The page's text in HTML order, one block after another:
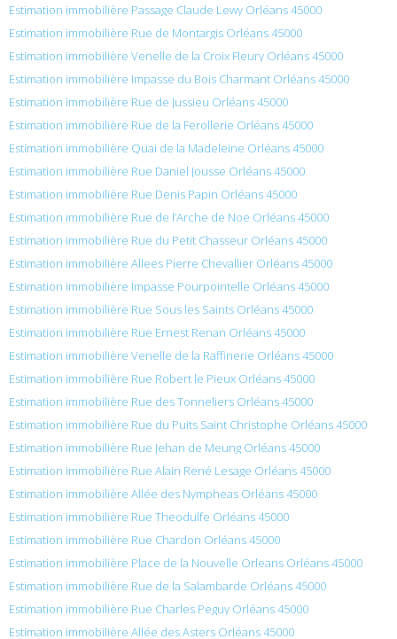
Estimation immobilière Passage Claude Lewy Orléans 45000
Estimation immobilière Rue de Montargis Orléans 45000
Estimation immobilière Venelle de la Croix Fleury Orléans 45000
Estimation immobilière Impasse du Bois Charmant Orléans 45000
Estimation immobilière Rue de Jussieu Orléans 45000
Estimation immobilière Rue de la Ferollerie Orléans 45000
Estimation immobilière Quai de la Madeleine Orléans 45000
Estimation immobilière Rue Daniel Jousse Orléans 45000
Estimation immobilière Rue Denis Papin Orléans 45000
Estimation immobilière Rue de l’Arche de Noe Orléans 45000
Estimation immobilière Rue du Petit Chasseur Orléans 45000
Estimation immobilière Allees Pierre Chevallier Orléans 45000
Estimation immobilière Impasse Pourpointelle Orléans 45000
Estimation immobilière Rue Sous les Saints Orléans 45000
Estimation immobilière Rue Ernest Renan Orléans 45000
Estimation immobilière Venelle de la Raffinerie Orléans 45000
Estimation immobilière Rue Robert le Pieux Orléans 45000
Estimation immobilière Rue des Tonneliers Orléans 45000
Estimation immobilière Rue du Puits Saint Christophe Orléans 45000
Estimation immobilière Rue Jehan de Meung Orléans 45000
Estimation immobilière Rue Alain René Lesage Orléans 45000
Estimation immobilière Allée des Nympheas Orléans 45000
Estimation immobilière Rue Theodulfe Orléans 45000
Estimation immobilière Rue Chardon Orléans 45000
Estimation immobilière Place de la Nouvelle Orleans Orléans 45000
Estimation immobilière Rue de la Salambarde Orléans 45000
Estimation immobilière Rue Charles Peguy Orléans 45000
Estimation immobilière Allée des Asters Orléans 45000